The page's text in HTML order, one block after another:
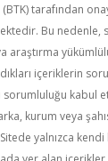
tarafından
Bu
araştırma
içeriklerin
kabul
kurum veya
yalnızca kendi